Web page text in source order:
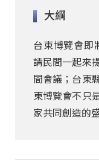
大綱
台東博覽會即
請民間一起來
間會議；台東
東博覽會不只
家共同創造的